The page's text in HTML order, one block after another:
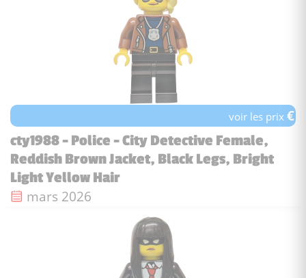
voir les prix€
cty1988 - Police - City Detective Female,
Reddish Brown Jacket, Black Legs, Bright
Light Yellow Hair
Date de sortie :
mars 2026